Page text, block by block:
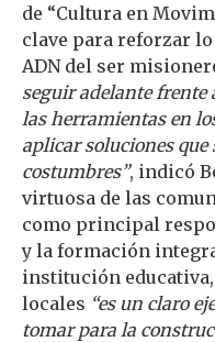
de “Cultura en
clave para reforzar
ADN del ser
seguir adelante
las herramientas en
aplicar soluciones que
costumbres”, indicó
virtuosa de las
como principal
y la formación
institución
locales “es un claro
tomar para la